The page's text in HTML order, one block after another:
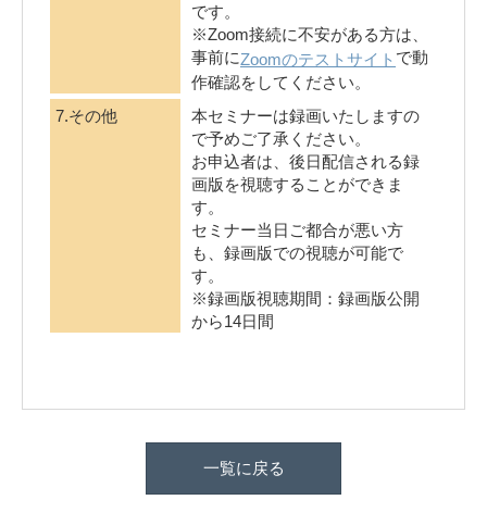
です。
※Zoom接続に不安がある方は、
事前にZoomのテストサイト で動
作確認をしてください。
7.その他
本セミナーは録画いたしますの
で予めご了承ください。
お申込者は、後日配信される録
画版を視聴することができま
す。
セミナー当日ご都合が悪い方
も、録画版での視聴が可能で
す。
※録画版視聴期間：録画版公開
から14日間
一覧に戻る